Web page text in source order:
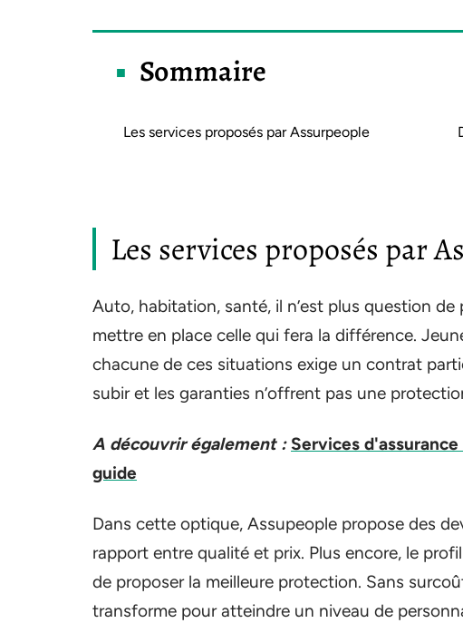
Sommaire
Les services proposés par Assurpeople
Les services proposés par
Auto, habitation, santé, il n’est plus question
mettre en place celle qui fera la différence.
chacune de ces situations exige un contrat
subir et les garanties n’offrent pas une
A découvrir également : Services
guide
Dans cette optique, Assupeople propose des
rapport entre qualité et prix. Plus encore, le
de proposer la meilleure protection. Sans
transforme pour atteindre un niveau de